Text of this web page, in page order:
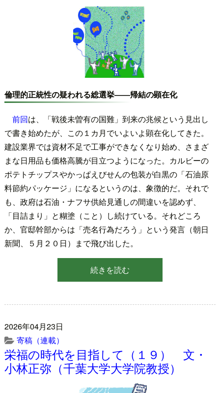
倫理的正統性の疑われる総選挙――帰結の顕在化
前回は、「戦後未曽有の国難」到来の兆候という見出し
で書き始めたが、この１カ月でいよいよ顕在化してきた。
建設業界では資材不足で工事ができなくなり始め、さまざ
まな日用品も価格高騰が目立つようになった。カルビーの
ポテトチップスやかっぱえびせんの包装が白黒の「石油原
料節約パッケージ」になるというのは、象徴的だ。それで
も、政府は石油・ナフサ供給見通しの間違いを認めず、
「目詰まり」と糊塗（こと）し続けている。それどころ
か、官邸幹部からは「売名行為だろう」という発言（朝日
新聞、５月２０日）まで飛び出した。
続きを読む
2026年04月23日
寄稿（連載）
栄福の時代を目指して（１９） 文・
小林正弥（千葉大学大学院教授）